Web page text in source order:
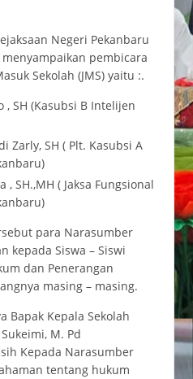
Negeri Pekanbaru
pembicara
Sekolah (JMS) yaitu :.
, SH (Kasubsi B Intelijen
Zarly, SH ( Plt. Kasubsi A
, SH.,MH ( Jaksa Fungsional
para Narasumber
kepada Siswa – Siswi
dan Penerangan
masing – masing.
Bapak Kepala Sekolah
M. Pd
Kepada Narasumber
tentang hukum